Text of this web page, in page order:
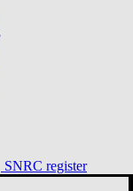
SNRC register